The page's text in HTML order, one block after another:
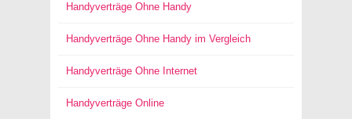
Handyverträge Ohne Handy
Handyverträge Ohne Handy im Vergleich
Handyverträge Ohne Internet
Handyverträge Online